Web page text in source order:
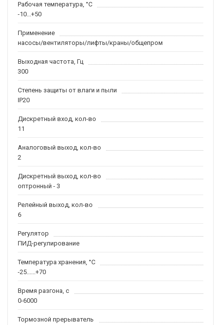
Рабочая температура, °С
-10...+50
Применение
насосы/вентиляторы/лифты/краны/общепром
Выходная частота, Гц
300
Степень защиты от влаги и пыли
IP20
Дискретный вход, кол-во
11
Аналоговый выход, кол-во
2
Дискретный выход, кол-во
оптронный - 3
Релейный выход, кол-во
6
Регулятор
ПИД-регулирование
Температура хранения, °С
-25......+70
Время разгона, с
0-6000
Тормозной прерыватель